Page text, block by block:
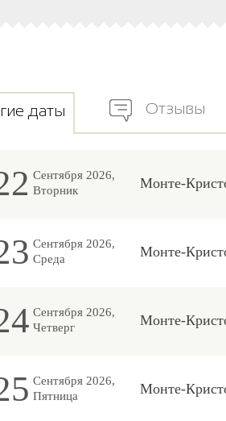
даты Отзывы
Сентября 2026,
Вторник
Монте-
Сентября 2026,
Среда
Монте-
Сентября 2026,
Четверг
Монте-
Сентября 2026,
Пятница
Монте-